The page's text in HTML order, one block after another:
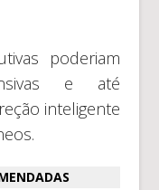
poderiam
e até
inteligente